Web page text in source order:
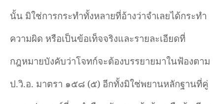
นั้น มิใช่การกระทำทั้งหลายที่อ้างว่าจำเลยได้กระทำ
ความผิด หรือเป็นข้อเท็จจริงและรายละเอียดที่
กฎหมายบังคับว่าโจทก์จะต้องบรรยายมาในฟ้องตาม
ป.วิ.อ. มาตรา ๑๕๘ (๕) อีกทั้งมิใช่พยานหลักฐานที่คู่